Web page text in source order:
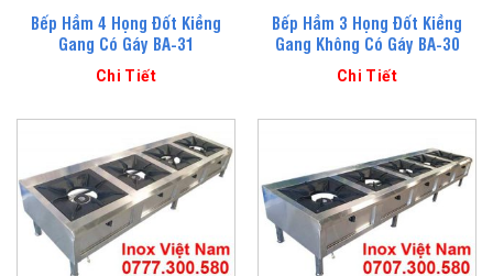
Bếp Hầm 4 Họng Đốt Kiềng
Gang Có Gáy BA-31
Chi Tiết
Bếp Hầm 3 Họng Đốt Kiềng
Gang Không Có Gáy BA-30
Chi Tiết